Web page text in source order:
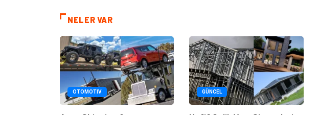
NELER VAR
OTOMOTIV GÜNCEL